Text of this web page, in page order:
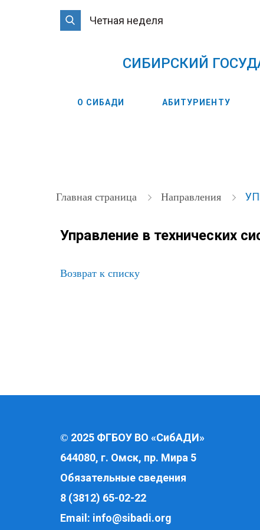
Четная неделя
CИБИРСКИЙ
О СИБАДИ АБИТУРИЕНТУ
Главная страница Направления
Управление в технических
Возврат к списку
© 2025 ФГБОУ ВО «СибАДИ»
644080, г. Омск, пр. Мира 5
Обязательные сведения
8 (3812) 65-02-22
Email: info@sibadi.org